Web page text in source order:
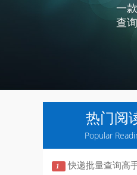
一
查
热门阅
Popular
1
快递批量查询高